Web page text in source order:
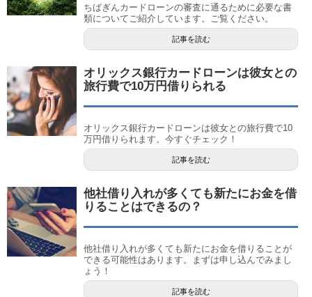
ちばぎんカードローンの審査に通るために必要な書
類についてご紹介しています。ご覧ください。
記事を読む
オリックス銀行カードローンは彼女との
旅行費で10万円借りられる
オリックス銀行カードローンは彼女との旅行費で10
万円借りられます。今すぐチェック！
記事を読む
他社借り入れが多くても新たにお金を借
りることはできるの？
他社借り入れが多くても新たにお金を借りることが
できる可能性はあります。まずは申し込んでみまし
ょう！
記事を読む